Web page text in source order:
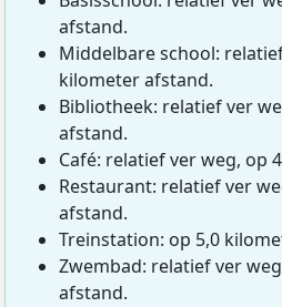
afstand.
Middelbare school:
kilometer afstand.
Bibliotheek: relatief ver
afstand.
Café: relatief ver weg, op
Restaurant: relatief ver
afstand.
Treinstation: op 5,0
Zwembad: relatief ver
afstand.